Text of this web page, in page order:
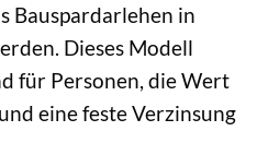
Bauspardarlehen in
Dieses Modell
für Personen, die Wert
eine feste Verzinsung